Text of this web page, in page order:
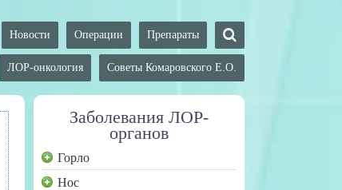
Препараты
Операции
Новости
Советы Комаровского Е.О.
ЛОР-онкология
Заболевания ЛОР-
органов
Горло
Нос